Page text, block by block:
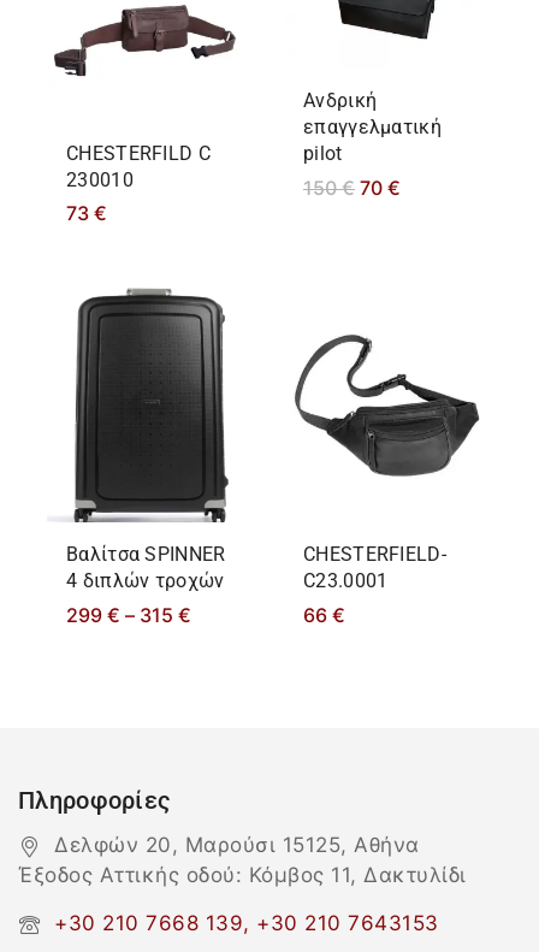
CHESTERFILD C
230010
73 €
Ανδρική
επαγγελματική
pilot
150€ 70 €
Βαλίτσα SPINNER
4 διπλών τροχών
299 € – 315 €
CHESTERFIELD-
C23.0001
66 €
Πληροφορίες
Δελφών 20, Μαρούσι 15125, Αθήνα
Έξοδος Αττικής οδού: Κόμβος 11, Δακτυλίδι
+30 210 7668 139, +30 210 7643153